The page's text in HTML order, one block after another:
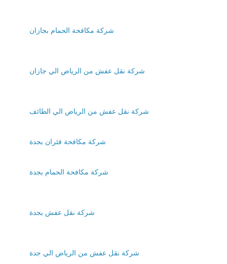
شركة مكافحة الحمام بجازان
شركة نقل عفش من الرياض الي جازان
شركة نقل عفش من الرياض الي الطائف
شركة مكافحة فئران بجدة
شركة مكافحة الحمام بجدة
شركة نقل عفش بجدة
شركة نقل عفش من الرياض الي جدة